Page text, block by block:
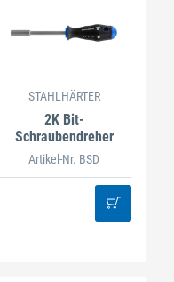
STAHLHÄRTER
2K Bit-
Schraubendreher
Artikel-Nr. BSD